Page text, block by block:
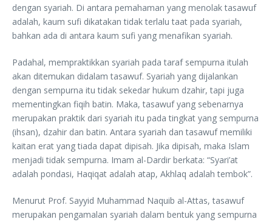
dengan syariah. Di antara pemahaman yang menolak tasawuf
adalah, kaum sufi dikatakan tidak terlalu taat pada syariah,
bahkan ada di antara kaum sufi yang menafikan syariah.
Padahal, mempraktikkan syariah pada taraf sempurna itulah
akan ditemukan didalam tasawuf. Syariah yang dijalankan
dengan sempurna itu tidak sekedar hukum dzahir, tapi juga
mementingkan fiqih batin. Maka, tasawuf yang sebenarnya
merupakan praktik dari syariah itu pada tingkat yang sempurna
(ihsan), dzahir dan batin. Antara syariah dan tasawuf memiliki
kaitan erat yang tiada dapat dipisah. Jika dipisah, maka Islam
menjadi tidak sempurna. Imam al-Dardir berkata: “Syari’at
adalah pondasi, Haqiqat adalah atap, Akhlaq adalah tembok”.
Menurut Prof. Sayyid Muhammad Naquib al-Attas, tasawuf
merupakan pengamalan syariah dalam bentuk yang sempurna